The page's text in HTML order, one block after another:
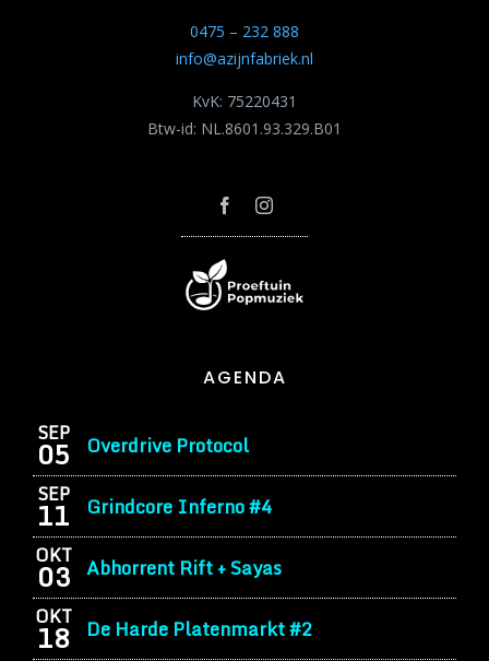
AGENDA
SEP
05 Overdrive Protocol
SEP
11 Grindcore Inferno #4
OKT
03 Abhorrent Rift + Sayas
OKT
18 De Harde Platenmarkt #2
0475 – 232 888
info@azijnfabriek.nl
KvK: 75220431
Btw-id: NL.8601.93.329.B01